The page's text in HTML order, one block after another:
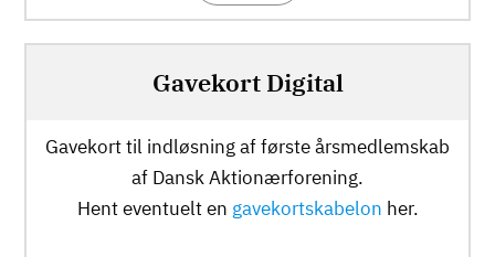
Gavekort Digital
Gavekort til indløsning af første årsmedlemskab
af Dansk Aktionærforening.
Hent eventuelt en gavekortskabelon her.